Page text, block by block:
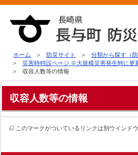
ホーム 防災サイト
分類から探す（防
災害時特設ページ ※大規模災害発生時に更
収容人数等の情報
収容人数等の情報
このマークがついているリンクは別ウインド